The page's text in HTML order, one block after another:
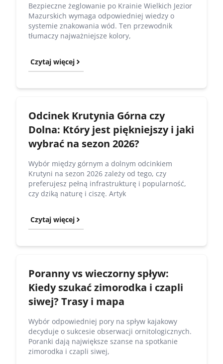
Bezpieczne żeglowanie po Krainie Wielkich Jezior
Mazurskich wymaga odpowiedniej wiedzy o
systemie znakowania wód. Ten przewodnik
tłumaczy najważniejsze kolory,
Czytaj więcej
Odcinek Krutynia Górna czy
Dolna: Który jest piękniejszy i jaki
wybrać na sezon 2026?
Wybór między górnym a dolnym odcinkiem
Krutyni na sezon 2026 zależy od tego, czy
preferujesz pełną infrastrukturę i popularność,
czy dziką naturę i ciszę. Artyk
Czytaj więcej
Poranny vs wieczorny spływ:
Kiedy szukać zimorodka i czapli
siwej? Trasy i mapa
Wybór odpowiedniej pory na spływ kajakowy
decyduje o sukcesie obserwacji ornitologicznych.
Poranki dają największe szanse na spotkanie
zimorodka i czapli siwej,